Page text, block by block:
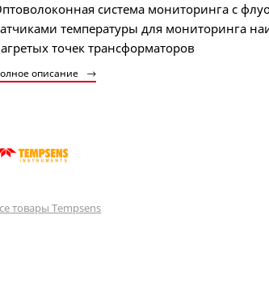
система мониторинга с
температуры для мониторинга
точек трансформаторов
описание
товары Tempsens